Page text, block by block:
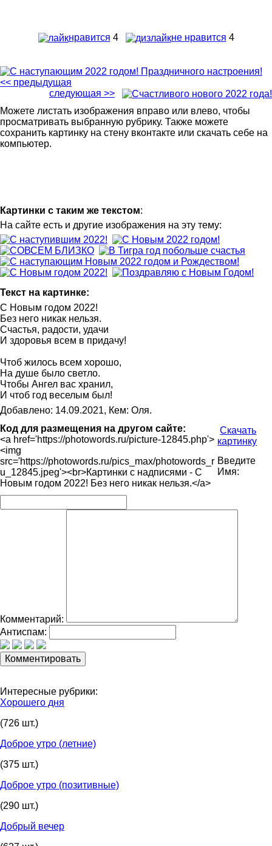
нравится 4 не нравится 4
<< предыдущая
следующая >>
Можете листать изображения вправо или влево, чтобы
просматривать выбранную рубрику. Также можете
сохранить картинку на стену вконтакте или скачать себе на
компьютер.
Картинки с таким же текстом:
На сайте есть и другие изображения на эту тему:
Текст на картинке:
С Новым годом 2022!
Без него никак нельзя.
Счастья, радости, удачи
И здоровья всем в придачу!
Чтоб жилось всем хорошо,
На душе было светло.
Чтобы Ангел вас хранил,
И чтоб год веселым был!
Добавлено: 14.09.2021, Кем: Оля.
Код для размещения на другом сайте:
<a href='https://photowords.ru/picture-12845.php'>
<img
src='https://photowords.ru/pics_max/photowords_r
u_12845.jpeg'><br>Картинки с надписями - С
Новым годом 2022! Без него никак нельзя.</a>
Скачать
картинку
Введите
Имя:
Комментарий:
Антиспам:
Интересные рубрики:
Хорошего дня
(726 шт.)
Доброе утро (летние)
(375 шт.)
Доброе утро (позитивные)
(290 шт.)
Добрый вечер